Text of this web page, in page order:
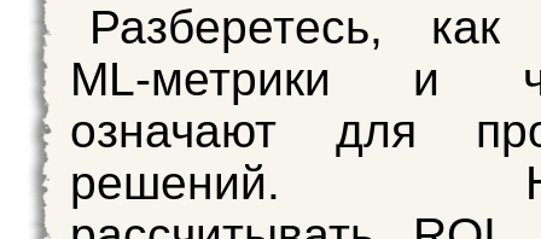
Разберетесь, как
ML-метрики и
означают для
решений.